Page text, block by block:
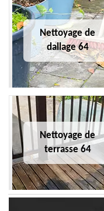
Nettoyage de
dallage 64
Nettoyage de
terrasse 64